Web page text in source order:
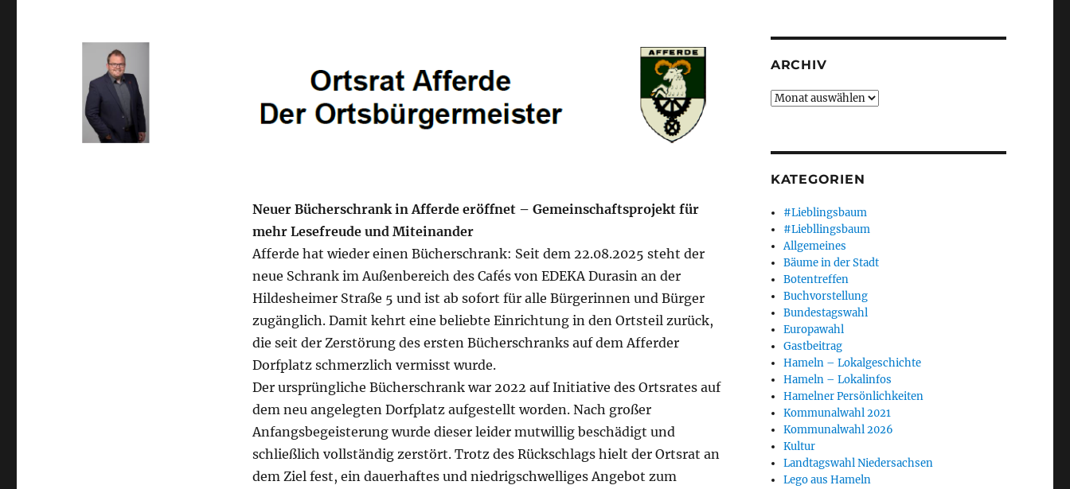
Neuer Bücherschrank in Afferde eröffnet – Gemeinschaftsprojekt für
mehr Lesefreude und Miteinander
Afferde hat wieder einen Bücherschrank: Seit dem 22.08.2025 steht der
neue Schrank im Außenbereich des Cafés von EDEKA Durasin an der
Hildesheimer Straße 5 und ist ab sofort für alle Bürgerinnen und Bürger
zugänglich. Damit kehrt eine beliebte Einrichtung in den Ortsteil zurück,
die seit der Zerstörung des ersten Bücherschranks auf dem Afferder
Dorfplatz schmerzlich vermisst wurde.
Der ursprüngliche Bücherschrank war 2022 auf Initiative des Ortsrates auf
dem neu angelegten Dorfplatz aufgestellt worden. Nach großer
Anfangsbegeisterung wurde dieser leider mutwillig beschädigt und
schließlich vollständig zerstört. Trotz des Rückschlags hielt der Ortsrat an
dem Ziel fest, ein dauerhaftes und niedrigschwelliges Angebot zum
ARCHIV
Archiv
KATEGORIEN
#Lieblingsbaum
#Liebllingsbaum
Allgemeines
Bäume in der Stadt
Botentreffen
Buchvorstellung
Bundestagswahl
Europawahl
Gastbeitrag
Hameln – Lokalgeschichte
Hameln – Lokalinfos
Hamelner Persönlichkeiten
Kommunalwahl 2021
Kommunalwahl 2026
Kultur
Landtagswahl Niedersachsen
Lego aus Hameln